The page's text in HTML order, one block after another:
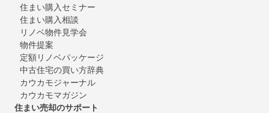
住まい購入セミナー
住まい購入相談
リノベ物件見学会
物件提案
定額リノベパッケージ
中古住宅の買い方辞典
カウカモジャーナル
カウカモマガジン
住まい売却のサポート